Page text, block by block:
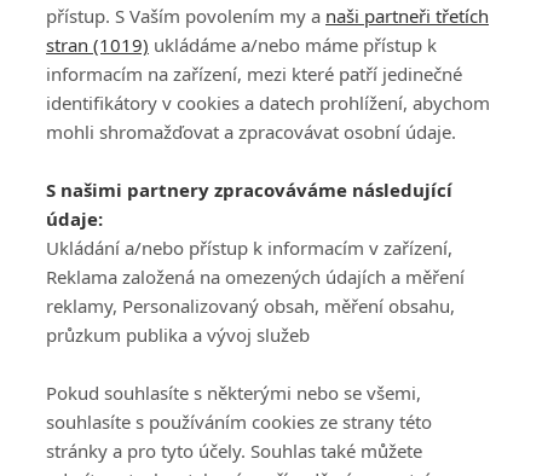
přístup. S Vaším povolením my a naši partneři třetích
stran (1019) ukládáme a/nebo máme přístup k
informacím na zařízení, mezi které patří jedinečné
identifikátory v cookies a datech prohlížení, abychom
mohli shromažďovat a zpracovávat osobní údaje.
S našimi partnery zpracováváme následující
údaje:
Ukládání a/nebo přístup k informacím v zařízení,
Reklama založená na omezených údajích a měření
reklamy, Personalizovaný obsah, měření obsahu,
průzkum publika a vývoj služeb
Pokud souhlasíte s některými nebo se všemi,
souhlasíte s používáním cookies ze strany této
stránky a pro tyto účely. Souhlas také můžete
Všeobecné obchodní
podmínky služby
GolfExtra.cz Premium
Podmínky zpracování
osobních údajů při
GolfExtra
Ceník GolfExtra.cz
Premium
ATV CZ, s.r.o.
140 00 Praha 4